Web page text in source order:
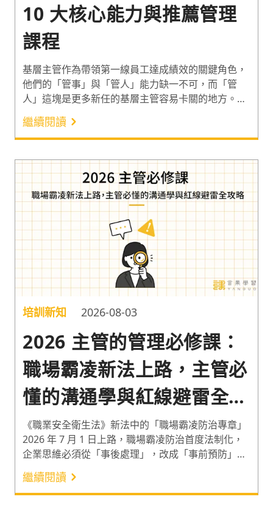
10 大核心能力與推薦管理
課程
基層主管作為帶領第一線員工達成績效的關鍵角色，
他們的「管事」與「管人」能力缺一不可，而「管
人」這塊是更多新任的基層主管容易卡關的地方。因
此以下從 10 大基層主管能力出發，推薦 9 堂聚焦
「管人」能力，適合基層與新手主管的管理課程，快
速提升基層主管能力！
繼續閱讀
培訓新知 2026-08-03
2026 主管的管理必修課：
職場霸凌新法上路，主管必
懂的溝通學與紅線避雷全攻
略
《職業安全衛生法》新法中的「職場霸凌防治專章」
2026 年 7 月 1 日上路，職場霸凌防治首度法制化，
企業思維必須從「事後處理」，改成「事前預防」！
若職場霸凌事件並非來自制度缺失，而是源於不當的
管理方式，企業極需重視管理階層在溝通技巧、衝突
管理、情緒管理等管理能力。
繼續閱讀